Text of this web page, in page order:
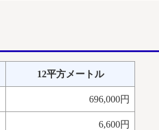
12平方メートル
696,000円
6,600円